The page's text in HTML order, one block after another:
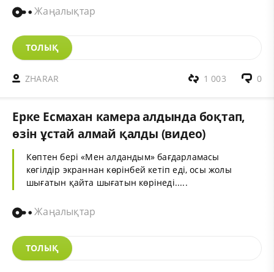
Жаңалықтар
ТОЛЫҚ
ZHARAR 0
1 003
Ерке Есмахан камера алдында боқтап,
өзін ұстай алмай қалды (видео)
Көптен бері «Мен алдандым» бағдарламасы
көгілдір экраннан көрінбей кетіп еді, осы жолы
шығатын қайта шығатын көрінеді.....
Жаңалықтар
ТОЛЫҚ